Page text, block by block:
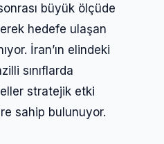
büyük ölçüde
hedefe ulaşan
İran’ın elindeki
sınıflarda
stratejik etki
sahip bulunuyor.